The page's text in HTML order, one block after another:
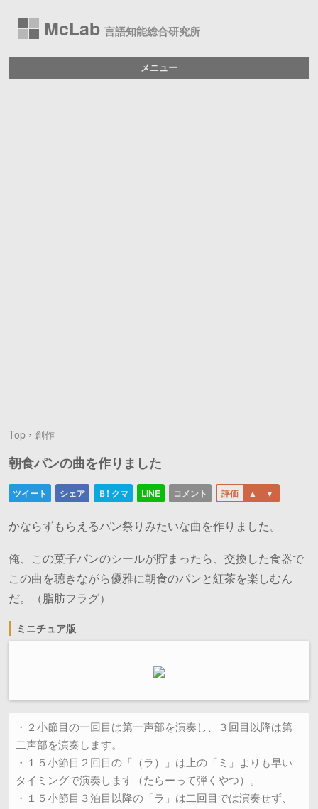
McLab 言語知能総合研究所
メニュー
Top › 創作
朝食パンの曲を作りました
かならずもらえるパン祭りみたいな曲を作りました。
俺、この菓子パンのシールが貯まったら、交換した食器で
この曲を聴きながら優雅に朝食のパンと紅茶を楽しむん
だ。（脂肪フラグ）
ミニチュア版
・２小節目の一回目は第一声部を演奏し、３回目以降は第
二声部を演奏します。
・１５小節目２回目の「（ラ）」は上の「ミ」よりも早い
タイミングで演奏します（たらーって弾くやつ）。
・１５小節目３泊目以降の「ラ」は二回目では演奏せず、